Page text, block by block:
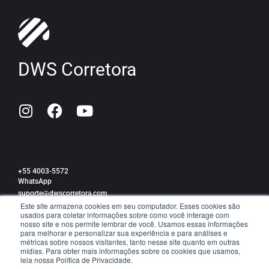
Este site armazena cookies em seu computador. Esses cookies são
usados para coletar informações sobre como você interage com
nosso site e nos permite lembrar de você. Usamos essas informações
para melhorar e personalizar sua experiência e para análises e
métricas sobre nossos visitantes, tanto nesse site quanto em outras
mídias. Para obter mais informações sobre os cookies que usamos,
leia nossa Política de Privacidade.
DWS Corretora
+55 4003-5572
WhatsApp
suporte@dwscorretora.com
Política de privacidade
TRABALHE CONOSCO